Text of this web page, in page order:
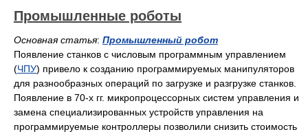
Промышленные роботы
Основная статья: Промышленный робот
Появление станков с числовым программным управлением
(ЧПУ) привело к созданию программируемых манипуляторов
для разнообразных операций по загрузке и разгрузке станков.
Появление в 70-х гг. микропроцессорных систем управления и
замена специализированных устройств управления на
программируемые контроллеры позволили снизить стоимость